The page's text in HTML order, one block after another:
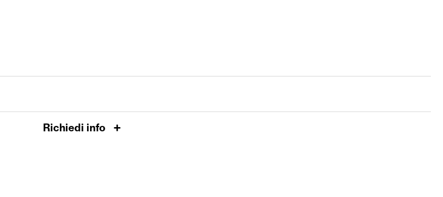
Richiedi info